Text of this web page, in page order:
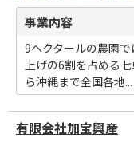
事業内容
9ヘクタールの農園
上げの6割を占める
ら沖縄まで全国各地...
有限会社加宝興産